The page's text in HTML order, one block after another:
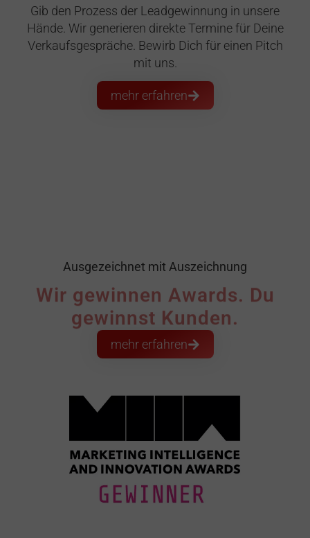
Gib den Prozess der Leadgewinnung in unsere
Hände. Wir generieren direkte Termine für Deine
Verkaufsgespräche. Bewirb Dich für einen Pitch
mit uns.
mehr erfahren
Ausgezeichnet mit Auszeichnung
Wir gewinnen Awards. Du
gewinnst Kunden.
mehr erfahren